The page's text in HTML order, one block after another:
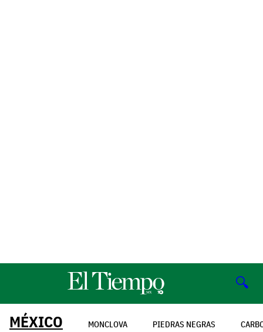
🔍
MÉXICO MONCLOVA PIEDRAS NEGRAS